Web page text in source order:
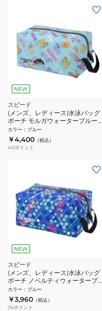
NEW
スピード
(メンズ、レディース)水泳バッグ
ポーチ モルガウォータープルーフ
M SE22650MU SB
カラー ： ブルー
￥4,400 （税込）
40ポイント
NEW
スピード
(メンズ、レディース)水泳バッグ
ポーチ ノベルティウォータープル
ーフ M SE22606 BL
カラー ： ブルー
￥3,960 （税込）
36ポイント